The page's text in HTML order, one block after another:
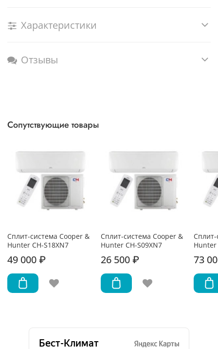
Характеристики
Отзывы
Сопутствующие товары
Сплит-система Cooper &
Hunter CH-S18XN7
49 000 ₽
Сплит-система Cooper &
Hunter CH-S09XN7
26 500 ₽
Hunter
73